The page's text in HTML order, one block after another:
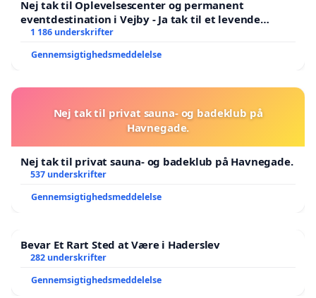
Nej tak til Oplevelsescenter og permanent
eventdestination i Vejby - Ja tak til et levende
lokalområde i balance
1 186 underskrifter
Gennemsigtighedsmeddelelse
Nej tak til privat sauna- og badeklub på
Havnegade.
Nej tak til privat sauna- og badeklub på Havnegade.
537 underskrifter
Gennemsigtighedsmeddelelse
Bevar Et Rart Sted at Være i Haderslev
282 underskrifter
Gennemsigtighedsmeddelelse